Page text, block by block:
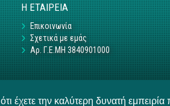
έχετε την καλύτερη δυνατή εμπειρία
Η ΕΤΑΙΡΕΙΑ
Επικοινωνία
Σχετικά με εμάς
Αρ. Γ.Ε.ΜΗ 3840901000